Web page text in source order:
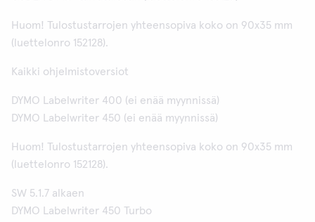
Huom! Tulostustarrojen yhteensopiva koko on 90x35 mm
(luettelonro 152128).
Kaikki ohjelmistoversiot
DYMO Labelwriter 400 (ei enää myynnissä)
DYMO Labelwriter 450 (ei enää myynnissä)
Huom! Tulostustarrojen yhteensopiva koko on 90x35 mm
(luettelonro 152128).
SW 5.1.7 alkaen
DYMO Labelwriter 450 Turbo